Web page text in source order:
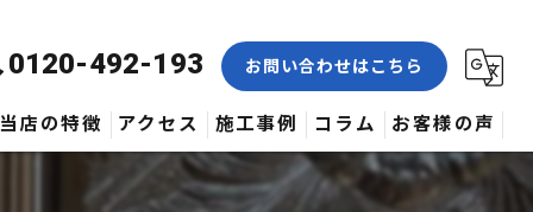
0120-492-193 お問い合わせはこちら
店の特徴 アクセス 施工事例 コラム お客様の声